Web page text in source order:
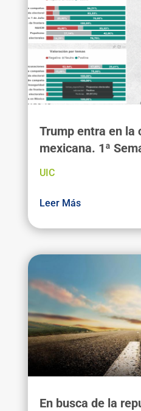
Trump entra en la
mexicana. 1ª
Presidencial 2018:
UIC
Leer Más
En busca de la